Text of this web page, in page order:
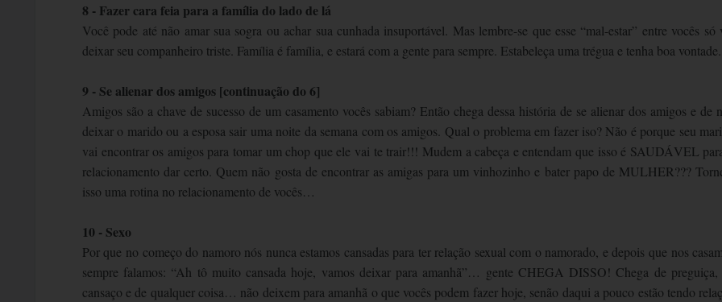
8 - Fazer cara feia para a família do lado de lá
Você pode até não amar sua sogra ou achar sua cunhada insuportável. Mas lembre-se que esse “mal-estar” entre vocês só
deixar seu companheiro triste. Família é família, e estará com a gente para sempre. Estabeleça uma trégua e tenha boa vontade.
9 - Se alienar dos amigos [continuação do 6]
Amigos são a chave de sucesso de um casamento vocês sabiam? Então chega dessa história de se alienar dos amigos e de
deixar o marido ou a esposa sair uma noite da semana com os amigos. Qual o problema em fazer iso? Não é porque seu
vai encontrar os amigos para tomar um chop que ele vai te trair!!! Mudem a cabeça e entendam que isso é SAUDÁVEL
relacionamento dar certo. Quem não gosta de encontrar as amigas para um vinhozinho e bater papo de MULHER???
isso uma rotina no relacionamento de vocês…
10 - Sexo
Por que no começo do namoro nós nunca estamos cansadas para ter relação sexual com o namorado, e depois que nos
sempre falamos: “Ah tô muito cansada hoje, vamos deixar para amanhã”… gente CHEGA DISSO! Chega de preguiça,
cansaço e de qualquer coisa… não deixem para amanhã o que vocês podem fazer hoje, senão daqui a pouco estão tendo